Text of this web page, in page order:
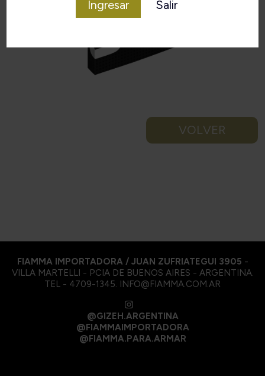
Ingresar Salir
VOLVER
FIAMMA IMPORTADORA / JUAN ZUFRIATEGUI 3905 -
VILLA MARTELLI - PCIA DE BUENOS AIRES - ARGENTINA.
TEL - 4709-1345. INFO@FIAMMA.COM.AR
@GIZEH.ARGENTINA
@FIAMMAIMPORTADORA
@FIAMMA.PARA.ARMAR